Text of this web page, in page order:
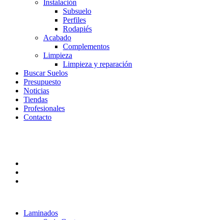
Instalación
Subsuelo
Perfiles
Rodapiés
Acabado
Complementos
Limpieza
Limpieza y reparación
Buscar Suelos
Presupuesto
Noticias
Tiendas
Profesionales
Contacto
Laminados